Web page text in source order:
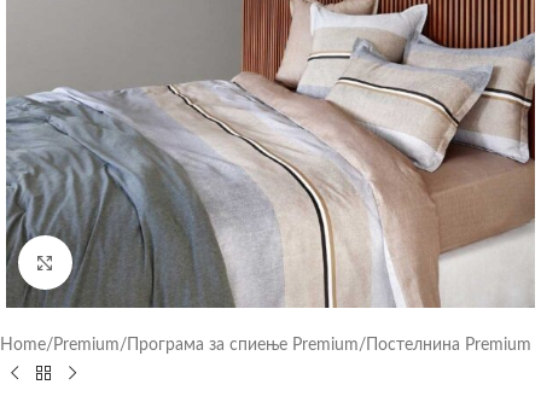
Click to enlarge
Home/ Premium/ Програма за спиење Premium/ Постелнина Premium